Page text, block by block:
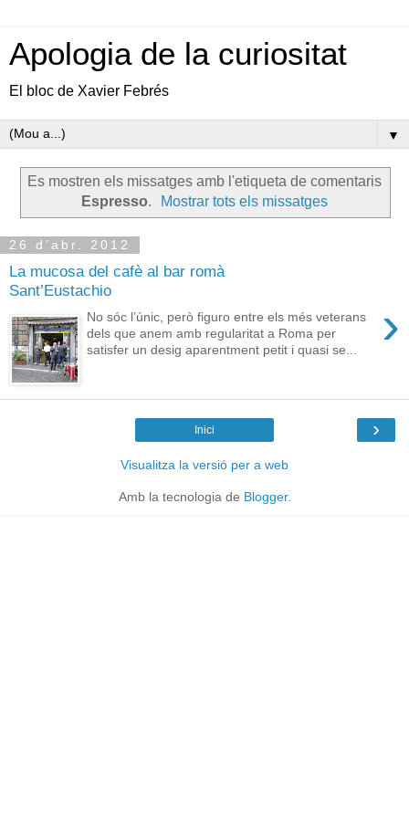
Apologia de la curiositat
El bloc de Xavier Febrés
▼
Es mostren els missatges amb l'etiqueta de comentaris
Espresso. Mostrar tots els missatges
26 d’abr. 2012
La mucosa del cafè al bar romà
Sant’Eustachio
›
No sóc l’únic, però figuro entre els més veterans
dels que anem amb regularitat a Roma per
satisfer un desig aparentment petit i quasi se...
›
Inici
Visualitza la versió per a web
Amb la tecnologia de Blogger.